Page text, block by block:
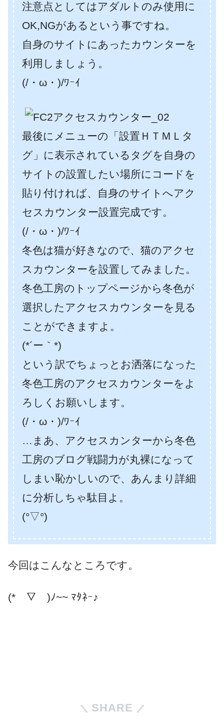
注意点としてはアダルトのみ使用に
OK,NGがあるという事ですね。
自身のサイトにあったカウンターを
利用しましょう。
(/・ω・)/ﾜｰｲ
最後にメニューの「設置ＨＴＭＬタ
グ」に表示されているタグを自身の
サイトの設置したい場所にコードを
貼り付ければ、自身のサイトへアク
セスカウンター設置完成です。
(/・ω・)/ﾜｰｲ
冬色は猫が好きなので、猫のアクセ
スカウンターを設置してみました。
冬色工房のトップページから冬色が
選択したアクセスカウンターを見る
ことができますよ。
(*´ー｀*)
という訳でちょっとお洒落になった
冬色工房のアクセスカウンターをよ
ろしくお願いします。
(/・ω・)/ﾜｰｲ
…まあ、アクセスカンターから冬色
工房のブログ戦闘力が丸裸になって
しまい恥かしいので、あんまり詳細
に分析しちゃ駄目よ。
(°▽°)
今回はこんなところです。
(*￣▽￣)ﾉ~~ ﾏﾀﾈｰ♪
SHARE